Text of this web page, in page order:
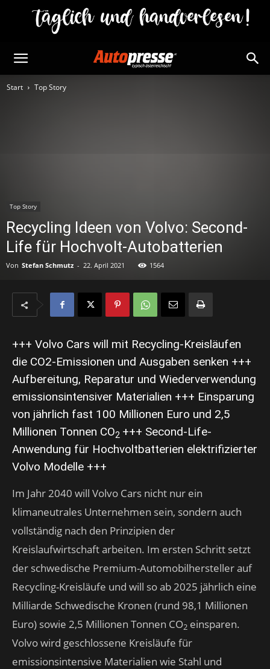
Start Top Story
Top Story
Recycling Ideen von Volvo: Second-
Life für Hochvolt-Autobatterien
Von Stefan Schmutz - 22. April 2021 1564
+++ Volvo Cars will mit Recycling-Kreisläufen
die CO2-Emissionen und Ausgaben senken +++
Aufbereitung, Reparatur und Wiederverwendung
emissionsintensiver Materialien +++ Einsparung
von jährlich fast 100 Millionen Euro und 2,5
Millionen Tonnen CO2 +++ Second-Life-
Anwendung für Hochvoltbatterien elektrifizierter
Volvo Modelle +++
Im Jahr 2040 will Volvo Cars nicht nur ein
klimaneutrales Unternehmen sein, sondern auch
vollständig nach den Prinzipien der
Kreislaufwirtschaft arbeiten. Im ersten Schritt setzt
der schwedische Premium-Automobilhersteller auf
Recycling-Kreisläufe und will so ab 2025 jährlich eine
Milliarde Schwedische Kronen (rund 98,1 Millionen
Euro) sowie 2,5 Millionen Tonnen CO2 einsparen.
Volvo wird geschlossene Kreisläufe für
emissionsintensive Materialien wie Stahl und